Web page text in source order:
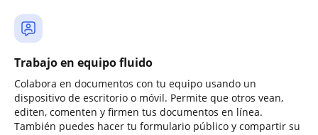
Trabajo en equipo fluido
Colabora en documentos con tu equipo usando un
dispositivo de escritorio o móvil. Permite que otros vean,
editen, comenten y firmen tus documentos en línea.
También puedes hacer tu formulario público y compartir su